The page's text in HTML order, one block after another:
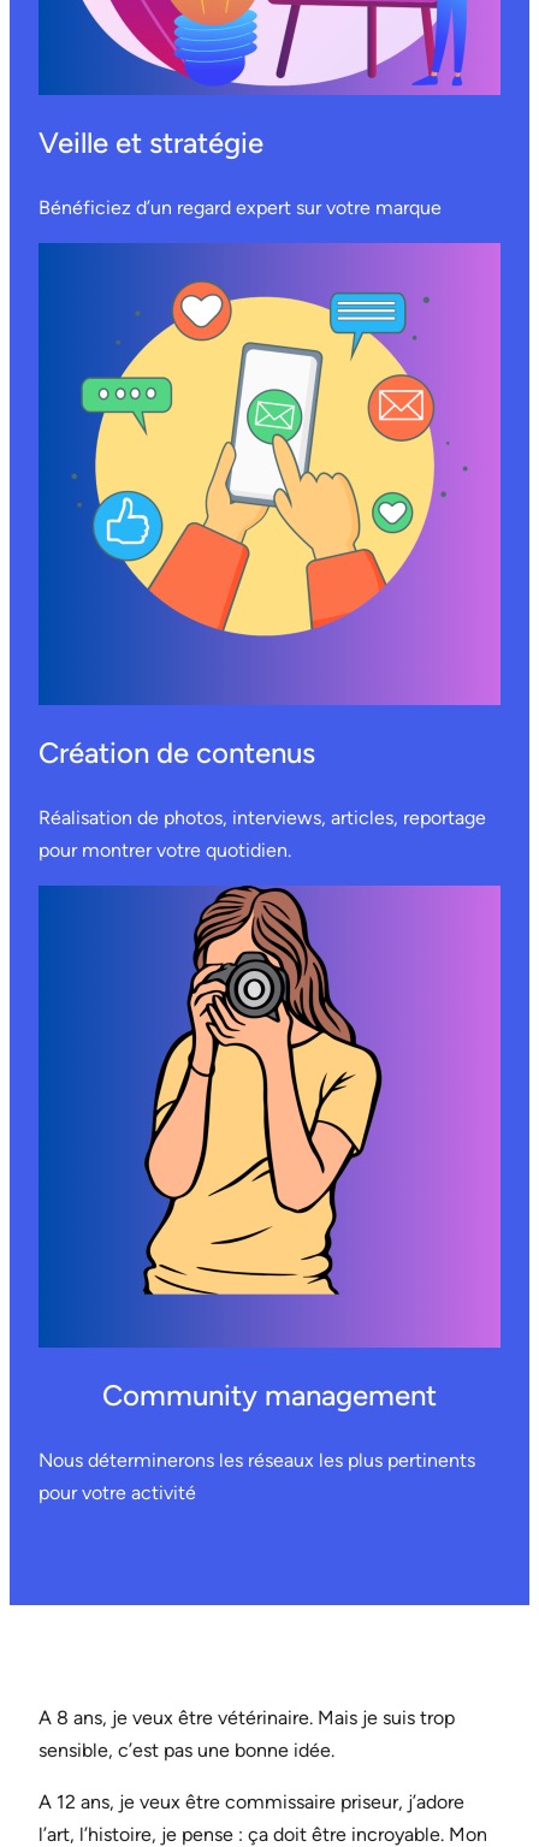
Veille et stratégie
Bénéficiez d’un regard expert sur votre marque
Création de contenus
Réalisation de photos, interviews, articles, reportage
pour montrer votre quotidien.
Community management
Nous déterminerons les réseaux les plus pertinents
pour votre activité
A 8 ans, je veux être vétérinaire. Mais je suis trop
sensible, c’est pas une bonne idée.
A 12 ans, je veux être commissaire priseur, j’adore
l’art, l’histoire, je pense : ça doit être incroyable. Mon